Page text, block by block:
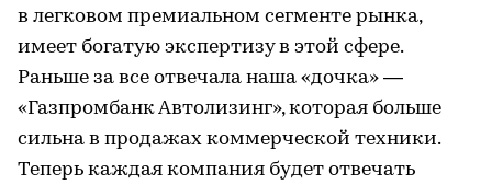
в легковом премиальном сегменте рынка,
имеет богатую экспертизу в этой сфере.
Раньше за все отвечала наша «дочка» —
«Газпромбанк Автолизинг», которая больше
сильна в продажах коммерческой техники.
Теперь каждая компания будет отвечать